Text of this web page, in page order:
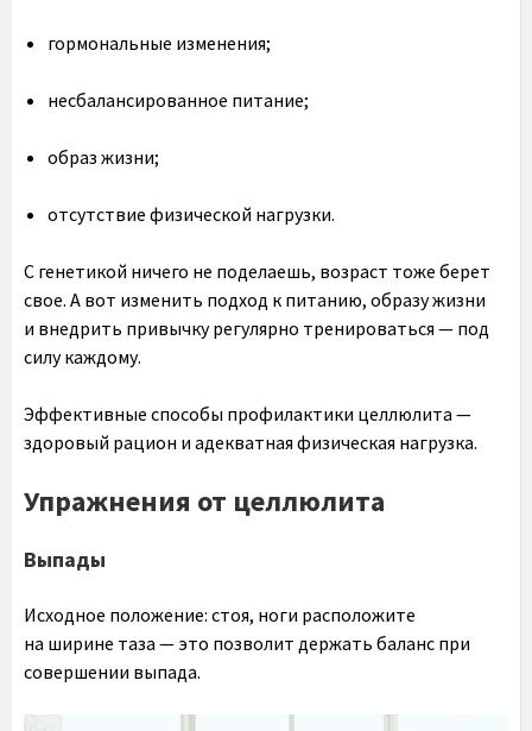
гормональные изменения;
несбалансированное питание;
образ жизни;
отсутствие физической нагрузки.
С генетикой ничего не поделаешь, возраст тоже берет
свое. А вот изменить подход к питанию, образу жизни
и внедрить привычку регулярно тренироваться — под
силу каждому.
Эффективные способы профилактики целлюлита —
здоровый рацион и адекватная физическая нагрузка.
Упражнения от целлюлита
Выпады
Исходное положение: стоя, ноги расположите
на ширине таза — это позволит держать баланс при
совершении выпада.